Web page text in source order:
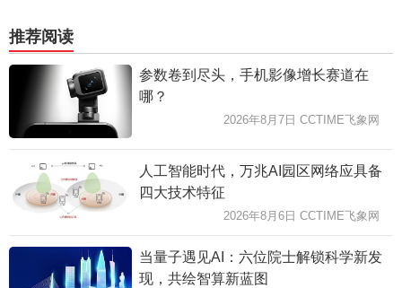
推荐阅读
参数卷到尽头，手机影像增长赛道在
哪？
2026年8月7日 CCTIME飞象网
人工智能时代，万兆AI园区网络应具备
四大技术特征
2026年8月6日 CCTIME飞象网
当量子遇见AI：六位院士解锁科学新发
现，共绘智算新蓝图